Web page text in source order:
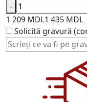
1 209 MDL1 435 MDL
Solicită gravură
-